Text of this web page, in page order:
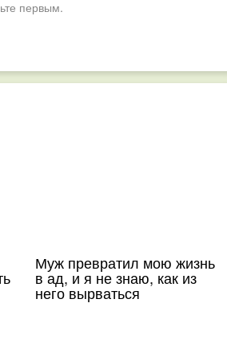
первым.
Муж превратил мою жизнь
в ад, и я не знаю, как из
него вырваться